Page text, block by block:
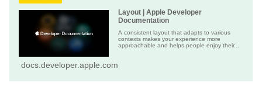
Layout | Apple Developer
Documentation
A consistent layout that adapts to various
contexts makes your experience more
approachable and helps people enjoy their...
docs.developer.apple.com